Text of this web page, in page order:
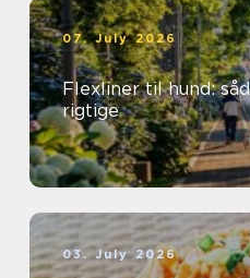
07. July 2026
Flexliner til hund:
rigtige
03. July 2026